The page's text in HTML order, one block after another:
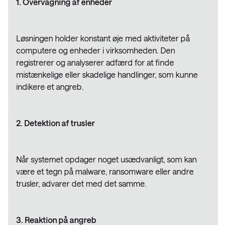
Løsningen holder konstant øje med aktiviteter på
computere og enheder i virksomheden. Den
registrerer og analyserer adfærd for at finde
mistænkelige eller skadelige handlinger, som kunne
indikere et angreb.
2. Detektion af trusler
Når systemet opdager noget usædvanligt, som kan
være et tegn på malware, ransomware eller andre
trusler, advarer det med det samme.
3. Reaktion på angreb